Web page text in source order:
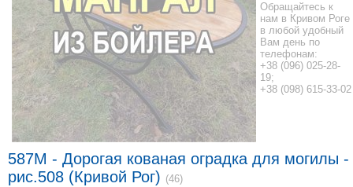
Обращайтесь к
нам в Кривом Роге
в любой удобный
Вам день по
телефонам:
+38 (096) 025-28-
19;
+38 (098) 615-33-02
587M - Дорогая кованая оградка для могилы -
рис.508 (Кривой Рог) (46)